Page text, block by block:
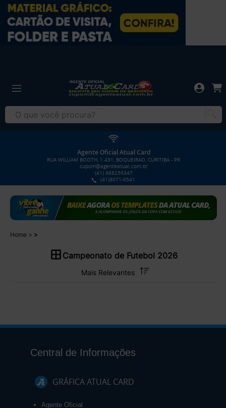
Agente Oficial Atual Card
RUA WILLIAM BOOTH, 1.431, BOQUEIRAO, CURITIBA - PR
cupom@agenteatual.com.br
(41) 988250347
(41)3071-0541
Home
Campeonato de Futebol 2026
Central de Informações
GRÁFICA ATUAL CARD
Agente Oficial